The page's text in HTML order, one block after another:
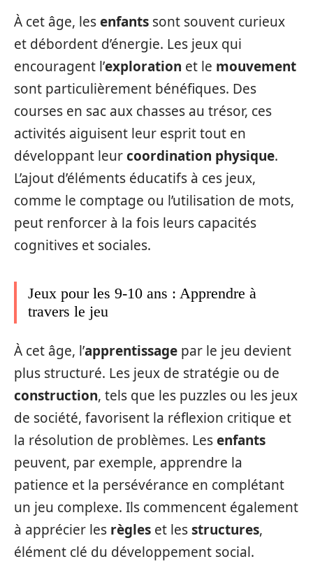
À cet âge, lesenfants sont souvent curieux
et débordent d’énergie. Les jeux qui
encouragent l’exploration et le mouvement
sont particulièrement bénéfiques. Des
courses en sac aux chasses au trésor, ces
activités aiguisent leur esprit tout en
développant leurcoordination physique.
L’ajout d’éléments éducatifs à ces jeux,
comme le comptage ou l’utilisation de mots,
peut renforcer à la fois leurs capacités
cognitives et sociales.
Jeux pour les 9-10 ans : Apprendre à
travers le jeu
À cet âge, l’apprentissage par le jeu devient
plus structuré. Les jeux de stratégie ou de
construction, tels que les puzzles ou les jeux
de société, favorisent la réflexion critique et
la résolution de problèmes. Lesenfants
peuvent, par exemple, apprendre la
patience et la persévérance en complétant
un jeu complexe. Ils commencent également
à apprécier les règles et lesstructures,
élément clé du développement social.